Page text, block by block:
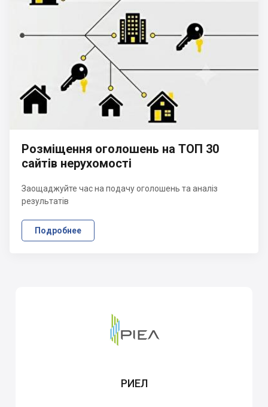
Розміщення оголошень на ТОП 30
сайтів нерухомості
Заощаджуйте час на подачу оголошень та аналіз
результатів
Подробнее
РИЕЛ